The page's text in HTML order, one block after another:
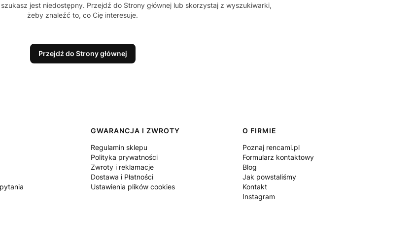
jest niedostępny. Przejdź do Strony głównej lub skorzystaj z wyszukiwarki,
żeby znaleźć to, co Cię interesuje.
Przejdź do Strony głównej
GWARANCJA I ZWROTY
Regulamin sklepu
Polityka prywatności
Zwroty i reklamacje
Dostawa i Płatności
Ustawienia plików cookies
O FIRMIE
Poznaj rencami.pl
Formularz kontaktowy
Blog
Jak powstaliśmy
Kontakt
Instagram